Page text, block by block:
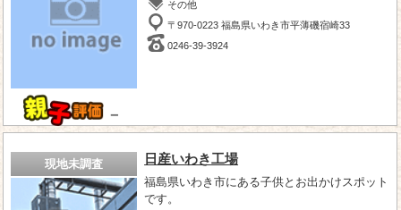
－
その他
〒970-0223 福島県いわき市平薄磯宿崎33
0246-39-3924
現地未調査 日産いわき工場
福島県いわき市にある子供とお出かけスポット
です。